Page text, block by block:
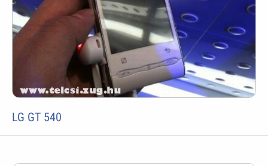
LG GT 540